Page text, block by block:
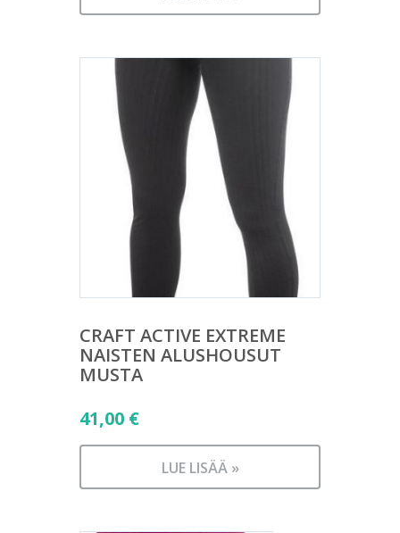
CRAFT ACTIVE EXTREME
NAISTEN ALUSHOUSUT
MUSTA
41,00 €
LUE LISÄÄ »